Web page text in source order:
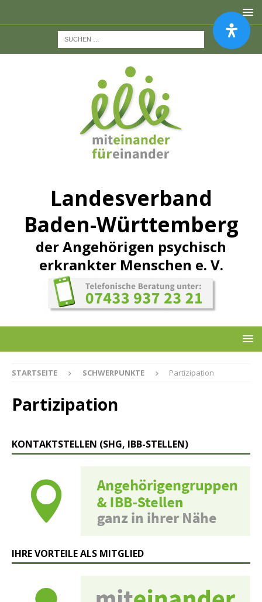
Landesverband
Baden-Württemberg
der Angehörigen psychisch
erkrankter Menschen e. V.
STARTSEITE SCHWERPUNKTE Partizipation
Partizipation
KONTAKTSTELLEN (SHG, IBB-STELLEN)
IHRE VORTEILE ALS MITGLIED